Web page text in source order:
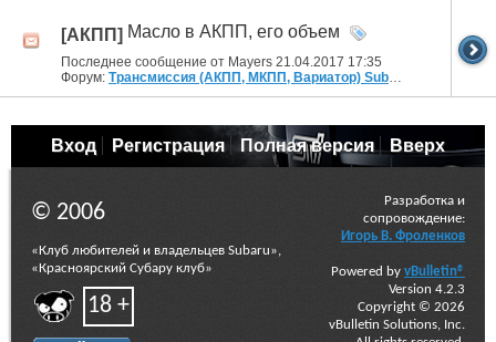
[АКПП] Масло в АКПП, его объем
Последнее сообщение от Mayers 21.04.2017 17:35
Форум: Трансмиссия (АКПП, МКПП, Вариатор) Subaru
Вход Регистрация Полная версия Вверх
© 2006
«Клуб любителей и владельцев Subaru»,
«Красноярский Субару клуб»
18 +
Разработка и
сопровождение:
Игорь В. Фроленков
Powered by vBulletin®
Version 4.2.3
Copyright © 2026
vBulletin Solutions, Inc.